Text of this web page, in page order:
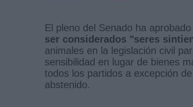
El pleno del Senado ha
ser considerados "seres
animales en la legislación civil
sensibilidad en lugar de bienes
todos los partidos a excepción
abstenido.